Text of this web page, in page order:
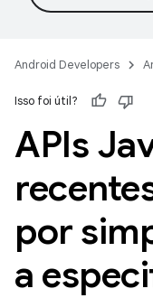
Android Developers
Isso foi útil?
APIs
por
a